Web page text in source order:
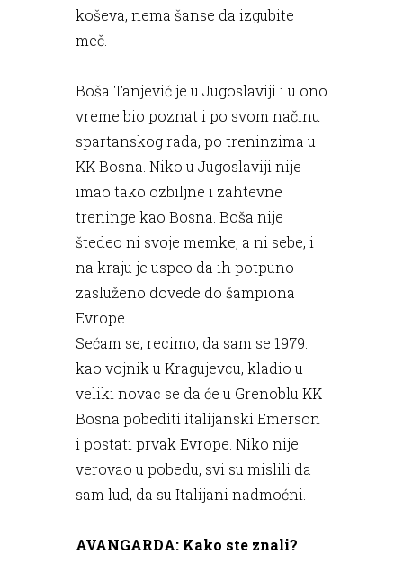
koševa, nema šanse da izgubite
meč.
Boša Tanjević je u Jugoslaviji i u ono
vreme bio poznat i po svom načinu
spartanskog rada, po treninzima u
KK Bosna. Niko u Jugoslaviji nije
imao tako ozbiljne i zahtevne
treninge kao Bosna. Boša nije
štedeo ni svoje memke, a ni sebe, i
na kraju je uspeo da ih potpuno
zasluženo dovede do šampiona
Evrope.
Sećam se, recimo, da sam se 1979.
kao vojnik u Kragujevcu, kladio u
veliki novac se da će u Grenoblu KK
Bosna pobediti italijanski Emerson
i postati prvak Evrope. Niko nije
verovao u pobedu, svi su mislili da
sam lud, da su Italijani nadmoćni.
AVANGARDA: Kako ste znali?